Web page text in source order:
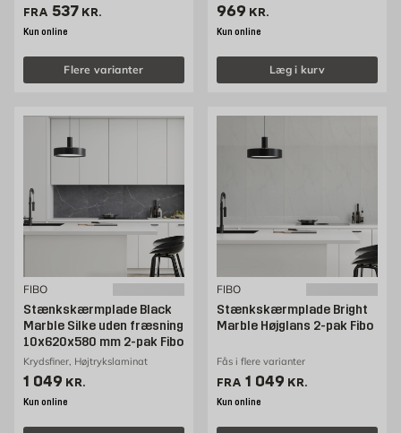
FRA Pris 537 kr. /stk
537 KR.
Kun online
Flere varianter
Pris 969 kr. /stk
969 KR.
Kun online
Læg i kurv
FIBO
Stænkskærmplade Black
Marble Silke uden fræsning
10x620x580 mm 2-pak Fibo
Krydsfiner, Højtrykslaminat
Pris 1049 kr. /stk
1 049 KR.
Kun online
FIBO
Stænkskærmplade Bright
Marble Højglans 2-pak Fibo
Fås i flere varianter
FRA Pris 1049 kr. /stk
1 049 KR.
Kun online